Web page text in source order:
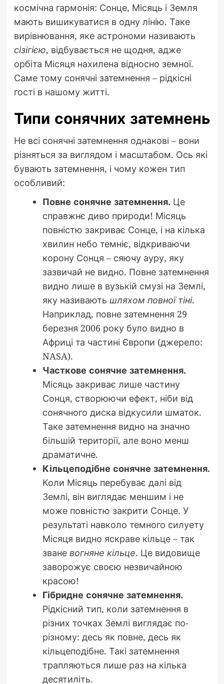
космічна гармонія: Сонце, Місяць і Земля
мають вишикуватися в одну лінію. Таке
вирівнювання, яке астрономи називають
сізігією, відбувається не щодня, адже
орбіта Місяця нахилена відносно земної.
Саме тому сонячні затемнення – рідкісні
гості в нашому житті.
Типи сонячних затемнень
Не всі сонячні затемнення однакові – вони
різняться за виглядом і масштабом. Ось які
бувають затемнення, і чому кожен тип
особливий:
Повне сонячне затемнення. Це
справжнє диво природи! Місяць
повністю закриває Сонце, і на кілька
хвилин небо темніє, відкриваючи
корону Сонця – сяючу ауру, яку
зазвичай не видно. Повне затемнення
видно лише в вузькій смузі на Землі,
яку називають шляхом повної тіні.
Наприклад, повне затемнення 29
березня 2006 року було видно в
Африці та частині Європи (джерело:
NASA).
Часткове сонячне затемнення.
Місяць закриває лише частину
Сонця, створюючи ефект, ніби від
сонячного диска відкусили шматок.
Таке затемнення видно на значно
більшій території, але воно менш
драматичне.
Кільцеподібне сонячне затемнення.
Коли Місяць перебуває далі від
Землі, він виглядає меншим і не
може повністю закрити Сонце. У
результаті навколо темного силуету
Місяця видно яскраве кільце – так
зване вогняне кільце. Це видовище
заворожує своєю незвичайною
красою!
Гібридне сонячне затемнення.
Рідкісний тип, коли затемнення в
різних точках Землі виглядає по-
різному: десь як повне, десь як
кільцеподібне. Такі затемнення
трапляються лише раз на кілька
десятиліть.